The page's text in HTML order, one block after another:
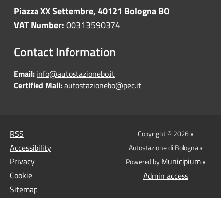
Piazza XX Settembre, 40121 Bologna BO
VAT Number:00313590374
Contact Information
Email: info@autostazionebo.it
Certified Mail:autostazionebo@pec.it
RSS
Accessibility
Privacy
Cookie
Sitemap
Copyright © 2026 •
Autostazione di Bologna •
Powered byMunicipium•
Admin access